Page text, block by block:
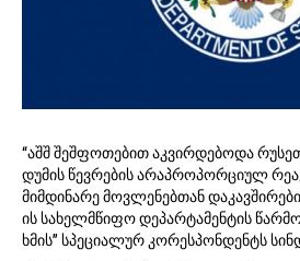
“აშშ შეშფოთებით აკვირდებოდა
დუმის წევრების არაპროპორციულ
მიმდინარე მოვლენებთან
ის სახელმწიფო დეპარტამენტის
ხმის” სპეციალურ კორესპონდენტს